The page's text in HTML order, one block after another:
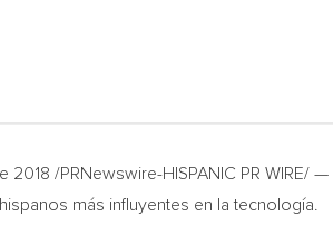
2018 /PRNewswire-HISPANIC PR WIRE/ —
más influyentes en la tecnología.